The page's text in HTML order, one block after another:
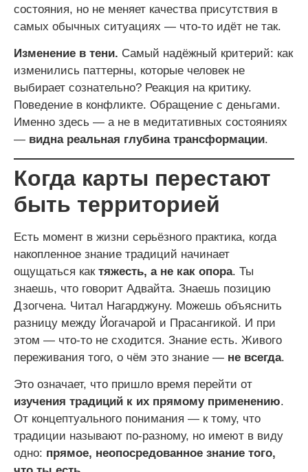
состояния, но не меняет качества присутствия в
самых обычных ситуациях — что-то идёт не так.
Изменение в тени. Самый надёжный критерий: как
изменились паттерны, которые человек не
выбирает сознательно? Реакция на критику.
Поведение в конфликте. Обращение с деньгами.
Именно здесь — а не в медитативных состояниях
— видна реальная глубина трансформации.
Когда карты перестают
быть территорией
Есть момент в жизни серьёзного практика, когда
накопленное знание традиций начинает
ощущаться как тяжесть, а не как опора. Ты
знаешь, что говорит Адвайта. Знаешь позицию
Дзогчена. Читал Нагарджуну. Можешь объяснить
разницу между Йогачарой и Прасангикой. И при
этом — что-то не сходится. Знание есть. Живого
переживания того, о чём это знание — не всегда.
Это означает, что пришло время перейти от
изучения традиций к их прямому применению.
От концептуального понимания — к тому, что
традиции называют по-разному, но имеют в виду
одно: прямое, неопосредованное знание того,